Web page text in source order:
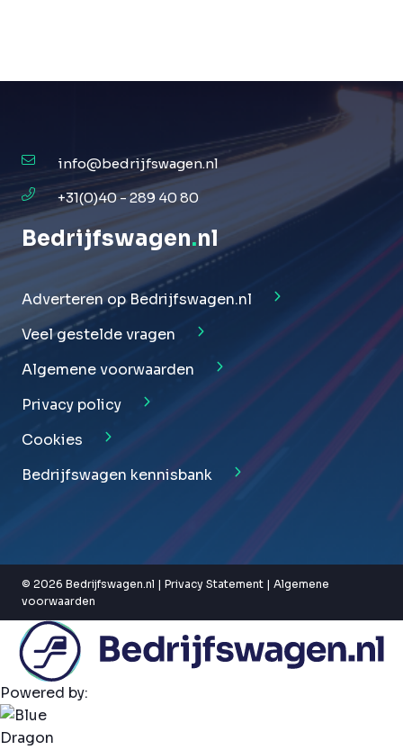
info@bedrijfswagen.nl
+31(0)40 - 289 40 80
Bedrijfswagen.nl
Adverteren op Bedrijfswagen.nl
Veel gestelde vragen
Algemene voorwaarden
Privacy policy
Cookies
Bedrijfswagen kennisbank
© 2026 Bedrijfswagen.nl | Privacy Statement | Algemene
voorwaarden
Powered by: